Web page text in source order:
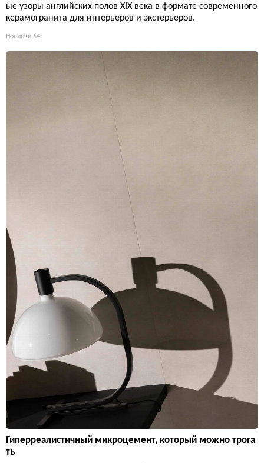
ые узоры английских полов XIX века в формате современного
керамогранита для интерьеров и экстерьеров.
Новинки 64
Гиперреалистичный микроцемент, который можно трога
ть